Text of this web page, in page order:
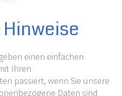
einen einfachen
Ihren
passiert, wenn Sie unsere
Daten sind